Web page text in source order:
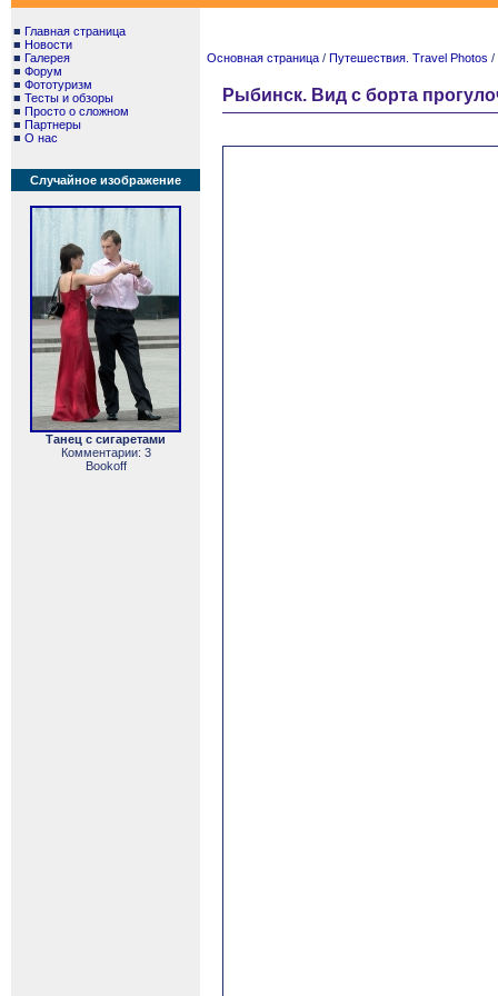
■ Главная страница
■ Новости
■ Галерея
■ Форум
■ Фототуризм
■ Тесты и обзоры
■ Просто о сложном
■ Партнеры
■ О нас
Случайное изображение
Танец с сигаретами
Комментарии: 3
Bookoff
Основная страница / Путешествия. Travel Photos /
Рыбинск. Вид с борта